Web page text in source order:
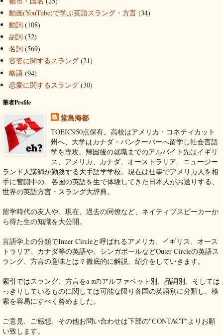
動画(YouTube)で学ぶ英語スラング・方言 (34)
動詞 (108)
副詞 (32)
名詞 (569)
容姿に関するスラング (21)
略語 (94)
恋愛に関するスラング (30)
筆者Profile
堂島海都
TOEIC950点保有。高校はアメリカ・コネティカット
州へ、大学はカナダ・バンクーバーへ留学し社会言語
学を専攻。帰国後の就職までのアルバイト先はイギリ
ス、アメリカ、カナダ、オーストラリア、ニュージー
ランド人講師が勤務する大手語学学校。現在は仕事でアメリカ人を相
手に奮闘中の、各国の英語を生で体験してきた日本人がお送りする、
世界の英語方言・スラング大辞典。
留学時代の友人や、現在、過去の同僚など、ネイティブスピーカーか
ら得た生の知識を大公開。
言語学上の分類でInner Circleと呼ばれるアメリカ、イギリス、オース
トラリア、カナダ等の英語や、シンガポールなどOuter Circleの英語ス
ラング、方言の意味とは？徹底的に解説、紹介をしていきます。
索引ではスラング、方言をa-zのアルファベット別、品詞別、そしては
っきりしているものに関しては可能な限り各国の英語別に分類し、検
索を容易にすべく努めました。
ご意見、ご感想、その他お問い合わせは下部の"CONTACT"よりお願
い致します。